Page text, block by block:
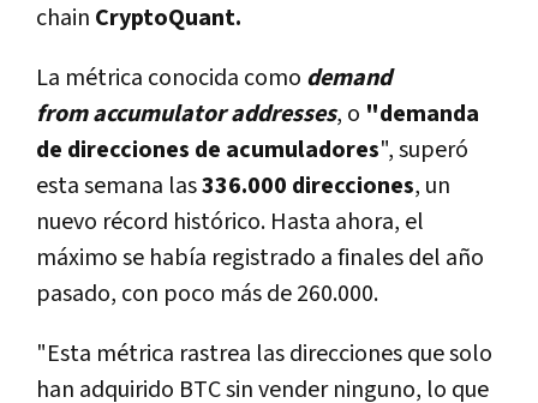
chain CryptoQuant.
La métrica conocida como demand
fromaccumulator addresses, o "demanda
de direcciones de acumuladores", superó
esta semana las336.000 direcciones, un
nuevo récord histórico. Hasta ahora, el
máximo se había registrado a finales del año
pasado, con poco más de 260.000.
"Esta métrica rastrea las direcciones que solo
han adquirido BTC sin vender ninguno, lo que